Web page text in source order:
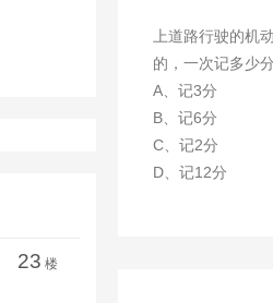
23 楼
上道路行驶的机
的，一次记多少分
A、记3分
B、记6分
C、记2分
D、记12分